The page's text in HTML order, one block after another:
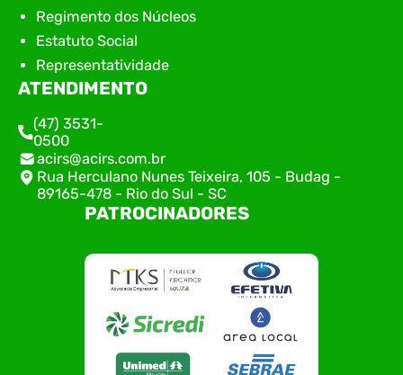
Regimento dos Núcleos
Estatuto Social
Representatividade
ATENDIMENTO
(47) 3531-
0500
acirs@acirs.com.br
Rua Herculano Nunes Teixeira, 105 - Budag -
89165-478 - Rio do Sul - SC
PATROCINADORES